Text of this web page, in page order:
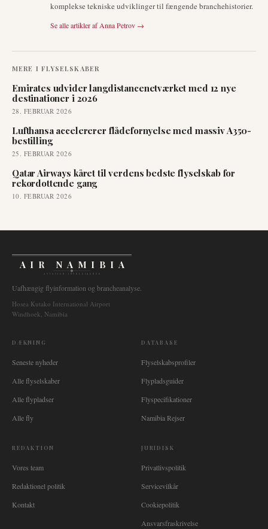
komplekse tekniske udviklinger til fængende branchehistorier.
Se alle artikler af Anna Petrov →
MERE I FLYSELSKABER
Emirates udvider langdistancenetværket med 12 nye
destinationer i 2026
28. FEBRUAR 2026
Lufthansa accelererer flådefornyelse med massiv A350-
bestilling
25. FEBRUAR 2026
Qatar Airways kåret til verdens bedste flyselskab for
rekordottende gang
10. FEBRUAR 2026
AIR NAMIBIA
AVIATION INTELLIGENCE
Uafhængig flyinformation og brancheanalyse.
Hosea Kutako International Airport
Windhoek, Namibia
DÆKNING
Seneste nyheder
Alle flyselskaber
Alle flypladser
Alle fly
DATABASE
Flyselskabsprofiler
Flypladsguider
Flyspecifikationer
Namibia Rejser
REDAKTION
Vores team
Redaktionel politik
Kontakt
JURIDISK
Privatlivspolitik
Servicevilkår
Cookiepolitik
Ansvarsfraskrivelse